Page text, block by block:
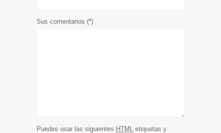
Sus comentarios (*)
Puedes usar las siguientes HTML
etiquetas y